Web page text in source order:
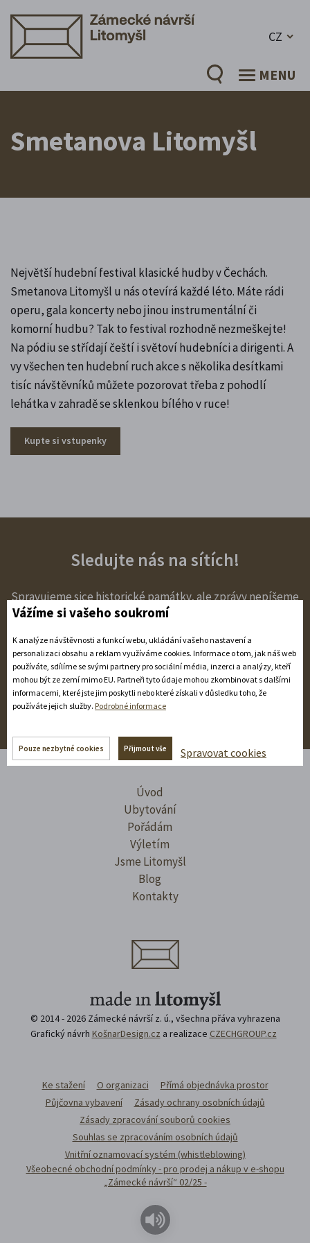
CZ
MENU
Smetanova Litomyšl
Největší hudební festival klasické hudby v Čechách.
Smetanova Litomyšl u nás otevírá každé léto. Máte rádi
operu, gala koncerty nebo jinou instrumentální či
komorní hudbu? Tak to festival rozhodně nezmeškejte!
Na pódiu se střídají čeští i světoví hudebníci a dirigenti. A
vy všechen ten hudební ruch akce s několika desítkami
tisíc návštěvníků můžete pozorovat třeba z pohodlí
lehátka v zahradě se sklenkou bílého v ruce!
Kupte si vstupenky
Sledujte nás na sítích!
Spravujeme sice historické památky, ale zprávy nepíšeme
brkem u svíček. To nejzajímavější pro vás ťukáme do
statusů a sdílíme online. Mrkněte!
Úvod
Ubytování
Pořádám
Výletím
Jsme Litomyšl
Blog
Kontakty
© 2014 - 2026 Zámecké návrší z. ú., všechna přáva vyhrazena
Grafický návrh KošnarDesign.cz a realizace CZECHGROUP.cz
Ke stažení O organizaci
Přímá objednávka prostor
Půjčovna vybavení
Zásady ochrany osobních údajů
Zásady zpracování souborů cookies
Souhlas se zpracováním osobních údajů
Vnitřní oznamovací systém (whistleblowing)
Všeobecné obchodní podmínky - pro prodej a nákup v e-shopu
„Zámecké návrší“ 02/25 -
Vážíme si vašeho soukromí
K analýze návštěvnosti a funkcí webu, ukládání vašeho nastavení a
personalizaci obsahu a reklam využíváme cookies. Informace o tom, jak náš web
používáte, sdílíme se svými partnery pro sociální média, inzerci a analýzy, kteří
mohou být ze zemí mimo EU. Partneři tyto údaje mohou zkombinovat s dalšími
informacemi, které jste jim poskytli nebo které získali v důsledku toho, že
používáte jejich služby. Podrobné informace
Pouze nezbytné cookies Přijmout vše Spravovat cookies